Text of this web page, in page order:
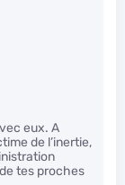
eux. A
de l’inertie,
tes proches